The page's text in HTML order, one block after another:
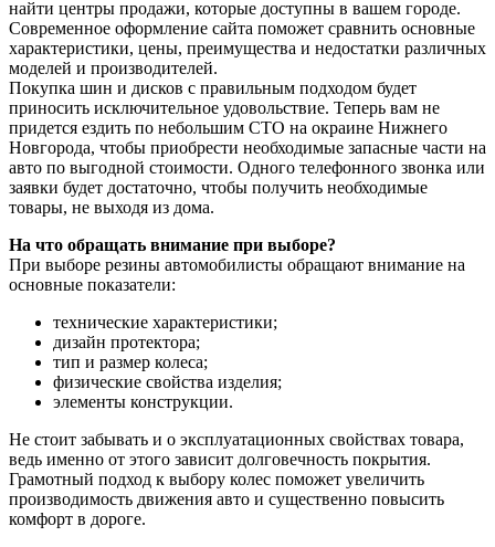
найти центры продажи, которые доступны в вашем городе.
Современное оформление сайта поможет сравнить основные
характеристики, цены, преимущества и недостатки различных
моделей и производителей.
Покупка шин и дисков с правильным подходом будет
приносить исключительное удовольствие. Теперь вам не
придется ездить по небольшим СТО на окраине Нижнего
Новгорода, чтобы приобрести необходимые запасные части на
авто по выгодной стоимости. Одного телефонного звонка или
заявки будет достаточно, чтобы получить необходимые
товары, не выходя из дома.
На что обращать внимание при выборе?
При выборе резины автомобилисты обращают внимание на
основные показатели:
технические характеристики;
дизайн протектора;
тип и размер колеса;
физические свойства изделия;
элементы конструкции.
Не стоит забывать и о эксплуатационных свойствах товара,
ведь именно от этого зависит долговечность покрытия.
Грамотный подход к выбору колес поможет увеличить
производимость движения авто и существенно повысить
комфорт в дороге.